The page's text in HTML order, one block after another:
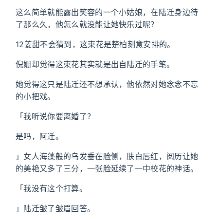
这么简单就能露出笑容的一个小姑娘，在陆迁身边待
了那么久，他怎么就没能让她快乐过呢？
12姜甜不会猜到，这束花是楚柏刻意安排的。
倪姗却觉得这束花其实就是出自陆迁的手笔。
她觉得这只是陆迁还不想承认，他依然对她念念不忘
的小把戏。
「我听说你要离婚了？
是吗，阿迁。
」女人海藻般的乌发垂在脸侧，肤白唇红，阅历让她
的美艳又多了三分，一张脸延续了一中校花的神话。
「我没有这个打算。
」陆迁皱了皱眉回答。